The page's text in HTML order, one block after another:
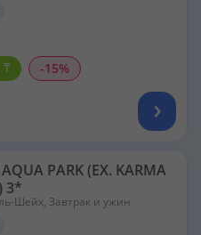
₸ -15%
PARK (EX. KARMA
3*
Шейх, Завтрак и ужин